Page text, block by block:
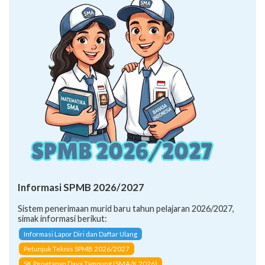
Informasi SPMB 2026/2027
Sistem penerimaan murid baru tahun pelajaran 2026/2027,
simak informasi berikut:
Informasi Lapor Diri dan Daftar Ulang
Petunjuk Teknis SPMB 2026/2027